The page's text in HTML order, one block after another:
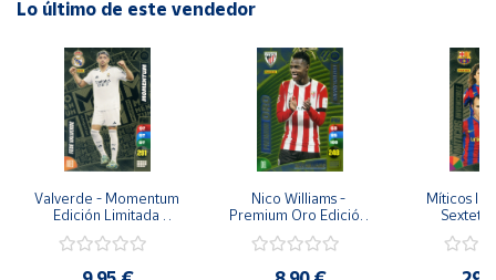
Lo último de este vendedor
Valverde - Momentum
Edición Limitada
Liga 2023-2024
Nico Williams -
Premium Oro Edición
Adrenalyn XL La Liga
Míticos
Sextete
Adrenalyn